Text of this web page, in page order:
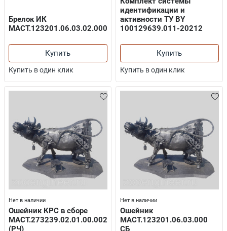
Брелок ИК
МАСТ.123201.06.03.02.000
Купить
Купить в один клик
идентификации и
активности ТУ BY
100129639.011-20212
Купить
Купить в один клик
Нет в наличии
Ошейник КРС в сборе
МАСТ.273239.02.01.00.002
(РЧ)
Нет в наличии
Ошейник
МАСТ.123201.06.03.000
СБ